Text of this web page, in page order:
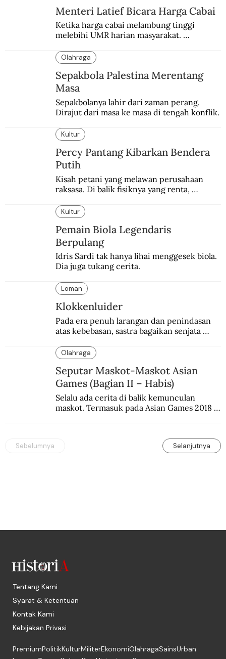
Menteri Latief Bicara Harga Cabai
Ketika harga cabai melambung tinggi
melebihi UMR harian masyarakat.
Olahraga
Sepakbola Palestina Merentang
Masa
Sepakbolanya lahir dari zaman perang.
Dirajut dari masa ke masa di tengah konflik.
Kultur
Percy Pantang Kibarkan Bendera
Putih
Kisah petani yang melawan perusahaan
raksasa. Di balik fisiknya yang renta,
Kultur
Pemain Biola Legendaris
Berpulang
Idris Sardi tak hanya lihai menggesek biola.
Dia juga tukang cerita.
Loman
Klokkenluider
Pada era penuh larangan dan penindasan
atas kebebasan, sastra bagaikan senjata
Olahraga
Seputar Maskot-Maskot Asian
Games (Bagian II – Habis)
Selalu ada cerita di balik kemunculan
maskot. Termasuk pada Asian Games 2018
Sebelumnya Selanjutnya
Tentang Kami
Syarat & Ketentuan
Kontak Kami
Kebijakan Privasi
PremiumPolitikKulturMiliterEkonomiOlahragaSainsUrban